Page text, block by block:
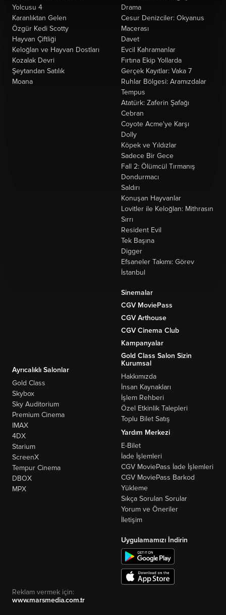
Yolcusu 4
Karanlıktan Gelen
Özgür Kedi Scotty
Hayvan Çiftliği
Keloğlan ve Hayvan Dostları
Kozalak Devri
Şeytandan Satılık
Moana
Drama
Cesur Denizciler: Okyanus
Macerası
Davet
Evcil Kahramanlar
Fırtına Ekip Yollarda
Gerçek Kayıtlar: Vaka 7
Ruhlar Bölgesi: Aramızdalar
Tempus
Atatürk: Zaferin Şafağı
Cebran
Coyote Acme'ye Karşı
Dolly
Köpek ve Yıldızlar
Sadece Bir Gece
Fall 2: Ölümcül Tırmanış
Dondurmacı
Saldırı
Konuşan Hayvanlar
Lovitler ile Keloğlan: Mithrasın
Sırrı
Resident Evil
Tek Başına
Digger
Efsaneler Takımı: Görev
İstanbul
Sinemalar
CGV MoviePass
CGV Arthouse
CGV Cinema Club
Kampanyalar
Gold Class Salon Sizin
Ayrıcalıklı Salonlar
Gold Class
Skybox
Sky Auditorium
Premium Cinema
IMAX
4DX
Starium
ScreenX
Tempur Cinema
DBOX
MPX
Kurumsal
Hakkımızda
İnsan Kaynakları
İşlem Rehberi
Özel Etkinlik Talepleri
Toplu Bilet Satış
Yardım Merkezi
E-Bilet
İade İşlemleri
CGV MoviePass İade İşlemleri
CGV MoviePass Barkod
Yükleme
Sıkça Sorulan Sorular
Yorum ve Öneriler
İletişim
Uygulamamızı İndirin
Reklam vermek için:
www.marsmedia.com.tr